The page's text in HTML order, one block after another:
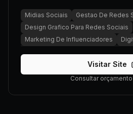
Midias Sociais
Gestao De Redes
Design Grafico Para Redes Sociais
Marketing De Influenciadores
Visitar Site
Consultar